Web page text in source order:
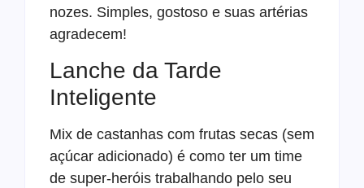
nozes. Simples, gostoso e suas artérias
agradecem!
Lanche da Tarde
Inteligente
Mix de castanhas com frutas secas (sem
açúcar adicionado) é como ter um time
de super-heróis trabalhando pelo seu